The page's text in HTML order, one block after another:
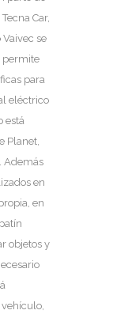
Car,
Vaivec se
permite
para
eléctrico
está
Planet,
Además
en
en
objetos y